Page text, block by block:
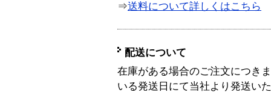
⇒送料について詳しくはこちら
配送について
在庫がある場合のご注文につき
いる発送日にて当社より発送い